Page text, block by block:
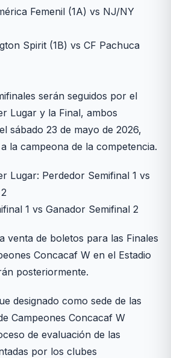
Femenil (1A) vs NJ/NY
Spirit (1B) vs CF Pachuca
serán seguidos por el
Lugar y la Final, ambos
sábado 23 de mayo de 2026,
la campeona de la competencia.
Lugar: Perdedor Semifinal 1 vs
1 vs Ganador Semifinal 2
venta de boletos para las Finales
Concacaf W en el Estadio
posteriormente.
designado como sede de las
Campeones Concacaf W
de evaluación de las
por los clubes